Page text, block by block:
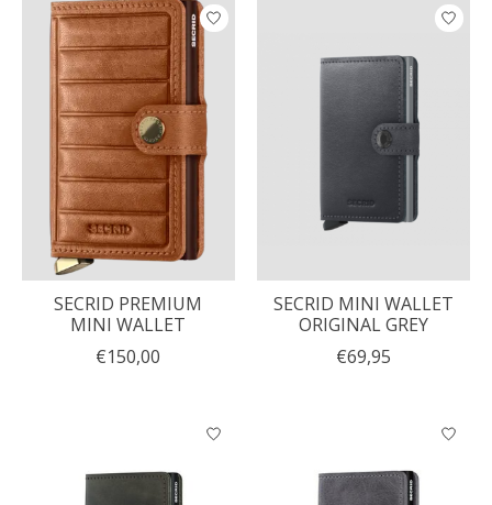
SECRID PREMIUM
MINI WALLET
€150,00
SECRID MINI WALLET
ORIGINAL GREY
€69,95